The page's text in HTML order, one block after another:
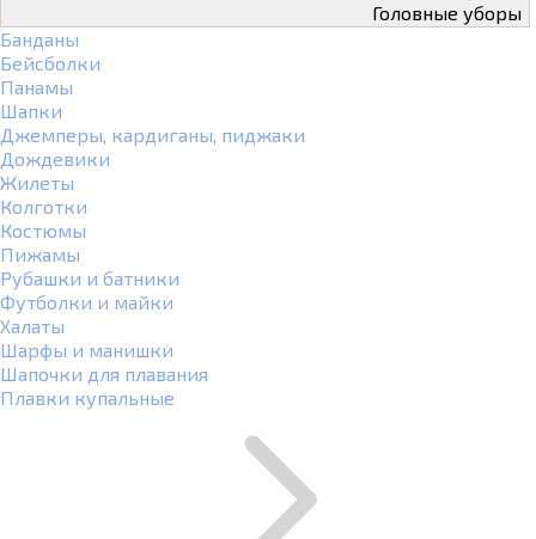
Головные уборы
Банданы
Бейсболки
Панамы
Шапки
Джемперы, кардиганы, пиджаки
Дождевики
Жилеты
Колготки
Костюмы
Пижамы
Рубашки и батники
Футболки и майки
Халаты
Шарфы и манишки
Шапочки для плавания
Плавки купальные